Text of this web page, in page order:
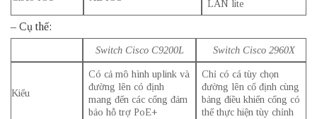
LAN lite
– Cụ thế:
Switch Cisco C9200L Switch Cisco 2960X
Kiểu
Có cả mô hình uplink và
đường lên có định
mang đến các cổng đảm
bảo hỗ trợ PoE+
Chỉ có cá tùy chọn
đường lên cố định cùng
bảng điều khiển cổng có
thể thực hiện tùy chỉnh